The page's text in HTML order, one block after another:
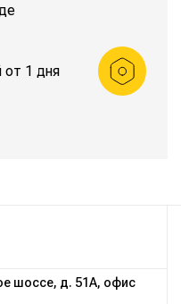
от 1 дня
шоссе, д. 51А, офис